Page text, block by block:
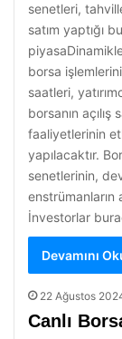
senetleri,
satım yaptığı
borsa
saatleri,
borsanın
faaliyetlerinin
yapılacaktır.
senetlerinin,
enstrümanların
İnvestorlar
Devamını
22 Ağustos
Canlı